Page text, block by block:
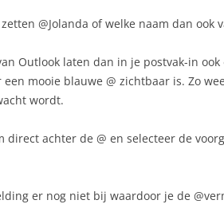
@Jolanda of welke naam dan ook
Outlook laten dan in je postvak-in ook
mooie blauwe @ zichtbaar is. Zo
wordt.
direct achter de @ en selecteer de
er nog niet bij waardoor je de